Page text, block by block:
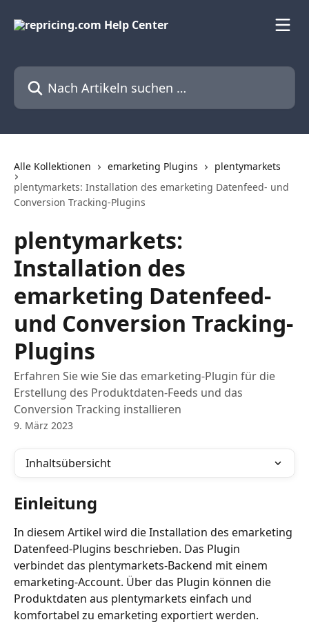
Nach Artikeln suchen …
Alle Kollektionen emarketing Plugins
plentymarkets
plentymarkets: Installation des emarketing Datenfeed- und
Conversion Tracking-Plugins
plentymarkets:
Installation des
emarketing Datenfeed-
und Conversion Tracking-
Plugins
Erfahren Sie wie Sie das emarketing-Plugin für die
Erstellung des Produktdaten-Feeds und das
Conversion Tracking installieren
9. März 2023
Inhaltsübersicht
Einleitung
In diesem Artikel wird die Installation des emarketing
Datenfeed-Plugins beschrieben. Das Plugin
verbindet das plentymarkets-Backend mit einem
emarketing-Account. Über das Plugin können die
Produktdaten aus plentymarkets einfach und
komfortabel zu emarketing exportiert werden.